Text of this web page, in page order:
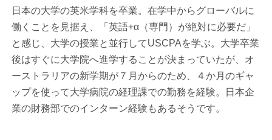
日本の大学の英米学科を卒業。在学中からグローバルに
働くことを見据え、「英語+α（専門）が絶対に必要だ」
と感じ、大学の授業と並行してUSCPAを学ぶ。大学卒業
後はすぐに大学院へ進学することが決まっていたが、オ
ーストラリアの新学期が７月からのため、４か月のギャ
ップを使って大学病院の経理課での勤務を経験。日本企
業の財務部でのインターン経験もあるそうです。